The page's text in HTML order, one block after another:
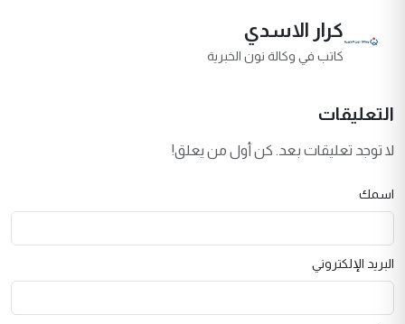
كرار الاسدي
كاتب في وكالة نون الخبرية
التعليقات
لا توجد تعليقات بعد. كن أول من يعلق!
اسمك
البريد الإلكتروني